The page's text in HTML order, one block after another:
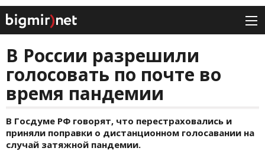
В России разрешили
голосовать по почте во
время пандемии
В Госдуме РФ говорят, что перестраховались и
приняли поправки о дистанционном голосавании на
случай затяжной пандемии.